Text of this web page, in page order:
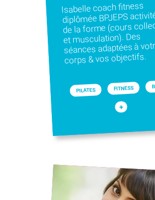
Isabelle coach fitness
diplômée BPJEPS
de la forme (cours
et musculation). Des
séances adaptées à
corps & vos objectifs.
PILATES FITNESS
+